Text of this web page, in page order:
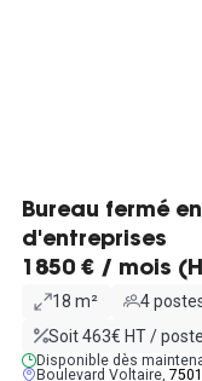
Bureau fermé
d'entreprises
1850 € / mois
18 m²
4
Soit 463€ HT /
Disponible dès
Boulevard Voltaire,